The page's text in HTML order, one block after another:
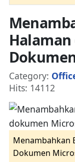
Halaman
Details
Category:
Hits: 14112
Menambahkan
Dokumen